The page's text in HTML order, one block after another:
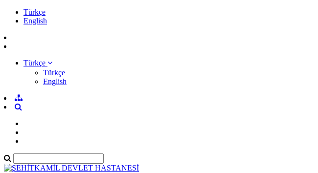
Türkçe
English
Türkçe
Türkçe
English